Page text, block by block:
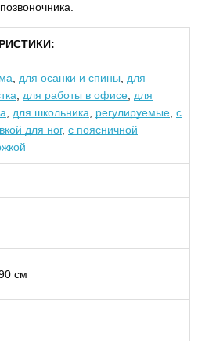
для осанки и спины
для
для работы в офисе для
для школьника регулируемые с
для ног, с поясничной
см